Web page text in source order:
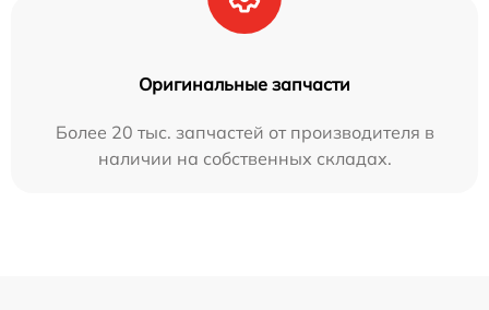
Оригинальные запчасти
Более 20 тыс. запчастей от производителя в
наличии на собственных складах.